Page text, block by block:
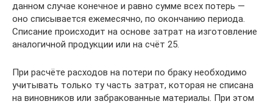
данном случае конечное и равно сумме всех потерь —
оно списывается ежемесячно, по окончанию периода.
Списание происходит на основе затрат на изготовление
аналогичной продукции или на счёт 25.
При расчёте расходов на потери по браку необходимо
учитывать только ту часть затрат, которая не списана
на виновников или забракованные материалы. При этом